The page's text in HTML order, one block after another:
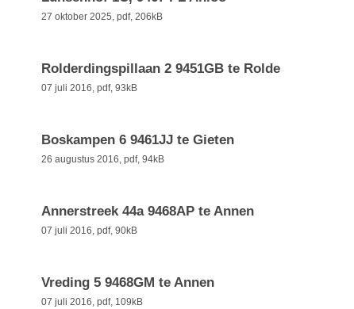
27 oktober 2025, pdf, 206kB
Rolderdingspillaan 2 9451GB te Rolde
07 juli 2016, pdf, 93kB
Boskampen 6 9461JJ te Gieten
26 augustus 2016, pdf, 94kB
Annerstreek 44a 9468AP te Annen
07 juli 2016, pdf, 90kB
Vreding 5 9468GM te Annen
07 juli 2016, pdf, 109kB